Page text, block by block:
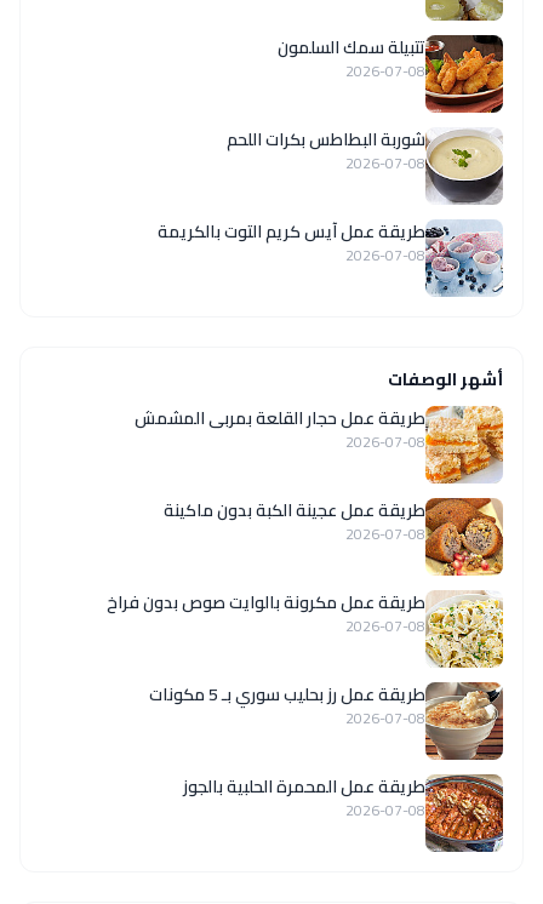
تتبيلة سمك السلمون
2026-07-08
شوربة البطاطس بكرات اللحم
2026-07-08
طريقة عمل آيس كريم التوت بالكريمة
2026-07-08
أشهر الوصفات
طريقة عمل حجار القلعة بمربى المشمش
2026-07-08
طريقة عمل عجينة الكبة بدون ماكينة
2026-07-08
طريقة عمل مكرونة بالوايت صوص بدون فراخ
2026-07-08
طريقة عمل رز بحليب سوري بـ 5 مكونات
2026-07-08
طريقة عمل المحمرة الحلبية بالجوز
2026-07-08